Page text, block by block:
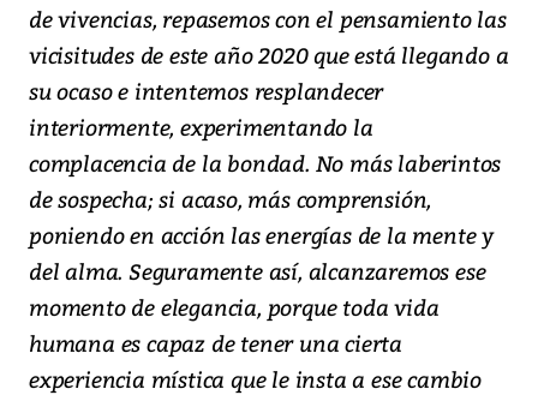
de vivencias, repasemos con el pensamiento las
vicisitudes de este año 2020 que está llegando a
su ocaso e intentemos resplandecer
interiormente, experimentando la
complacencia de la bondad. No más laberintos
de sospecha; si acaso, más comprensión,
poniendo en acción las energías de la mente y
del alma. Seguramente así, alcanzaremos ese
momento de elegancia, porque toda vida
humana es capaz de tener una cierta
experiencia mística que le insta a ese cambio